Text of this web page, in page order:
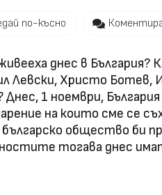
по-късно
днес в България?
Левски, Христо Ботев,
1 ноември, България
на които сме се
общество би
тогава днес